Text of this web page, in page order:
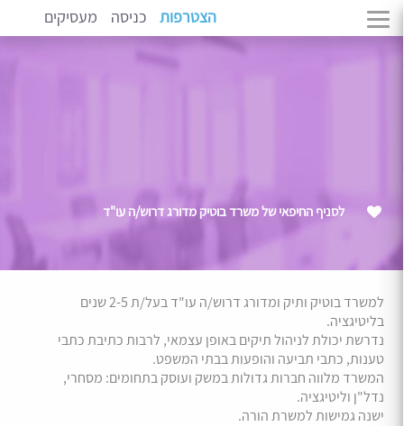
הצטרפות כניסה מעסיקים
לסניף החיפאי של משרד בוטיק מדורג דרוש/ה עו"ד
למשרד בוטיק ותיק ומדורג דרוש/ה עו"ד בעל/ת 2-5 שנים
בליטיגציה.
נדרשת יכולת לניהול תיקים באופן עצמאי, לרבות כתיבת כתבי
טענות, כתבי תביעה והופעות בבתי המשפט.
המשרד מלווה חברות גדולות במשק ועוסק בתחומים: מסחרי,
נדל"ן וליטיגציה.
ישנה גמישות למשרת הורה.